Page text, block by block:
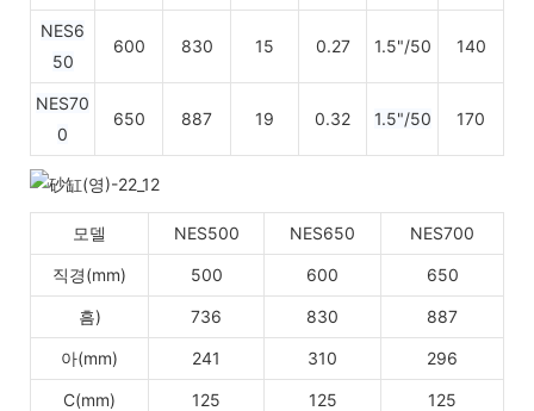
NES6
50
600 830 15 0.27 1.5"/50 140
NES70
0
650 887 19 0.32 1.5"/50 170
모델 NES500 NES650 NES700
직경(mm) 500 600 650
흠) 736 830 887
아(mm) 241 310 296
C(mm) 125 125 125